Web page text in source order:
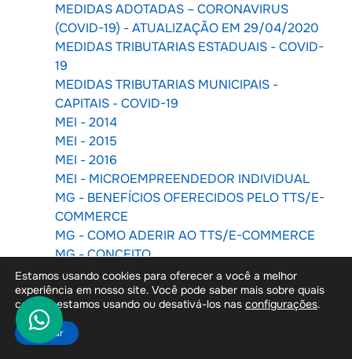
MEDIDAS ADOTADAS – CORONAVIRUS
(COVID-19) - ATUALIZAÇÃO EM 29/04/2020
MEDIDAS TRIBUTARIAS ESTADUAIS - COVID-
19
MEDIDAS TRIBUTARIAS MUNICIPAIS -
CAPITAIS - COVID-19
MEI - 2014
MEI - 2015
MEI - 2016
MEI - MICROEMPREENDEDOR INDIVIDUAL
MG - BENEFÍCIOS OFERECIDOS PELO TTS/E-
COMMERCE
MG - COMO ADERIR AO TTS/E-COMMERCE
MG - CONCEITO
MG - DANFE RELATIVO À NF-E DA
OPERAÇÃO DE DEVOLUÇÃO DA
MERCADORIA OU DE RETORNO DE
MERCADORIA NÃO ENTREGUE
MG - DANFE RELATIVO À NF-E DA
Estamos usando cookies para oferecer a você a melhor
experiência em nosso site. Você pode saber mais sobre quais
cookies estamos usando ou desativá-los nas configurações.
Aceitar